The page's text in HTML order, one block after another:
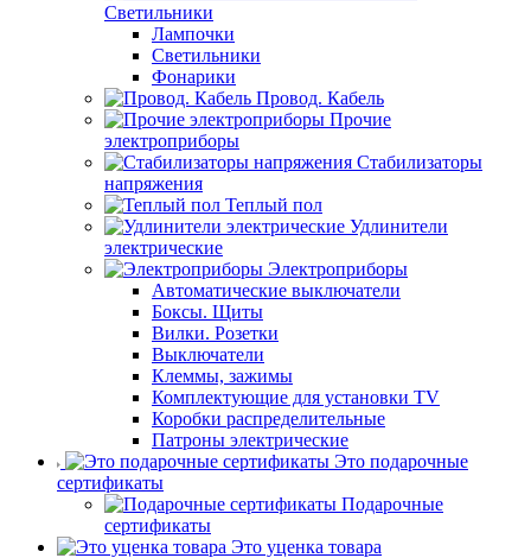
Светильники
Лампочки
Светильники
Фонарики
Провод. Кабель
Прочие
электроприборы
Стабилизаторы
напряжения
Теплый пол
Удлинители
электрические
Электроприборы
Автоматические выключатели
Боксы. Щиты
Вилки. Розетки
Выключатели
Клеммы, зажимы
Комплектующие для установки TV
Коробки распределительные
Патроны электрические
Это подарочные
сертификаты
Подарочные
сертификаты
Это уценка товара